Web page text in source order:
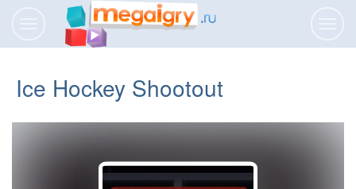
Переключить
навигацию
Ice Hockey Shootout